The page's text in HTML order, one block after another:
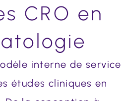
CRO en
interne de service
études cliniques en